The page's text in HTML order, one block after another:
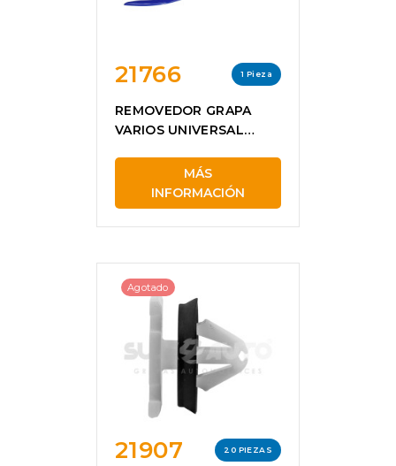
21766 1 Pieza
REMOVEDOR GRAPA
VARIOS UNIVERSAL
MÁS
INFORMACIÓN
Agotado
21907 20 PIEZAS